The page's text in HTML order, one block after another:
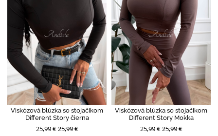
Viskózová blúzka so stojačikom
Different Story čierna
25,99 €25,99 €
Viskózová blúzka so stojačikom
Different Story Mokka
25,99 €25,99 €